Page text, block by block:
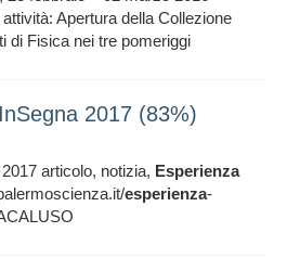
Apertura della Collezione
di Fisica nei tre pomeriggi
2017 (83%)
articolo, notizia, Esperienza
esperienza-